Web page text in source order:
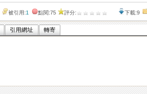
被引用:1 點閱:75 評分: 下載:9
引用網址 轉寄